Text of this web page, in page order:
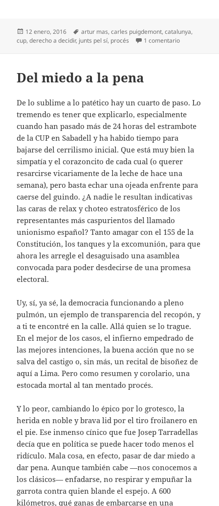
Publicado
el
12 enero, 2016 Etiquetas
artur mas,carles puigdemont,catalunya,
cup,derecho a decidir, junts pel sí, procés 1 comentarioen ¿Qué hay
Del miedo a la pena
De lo sublime a lo patético hay un cuarto de paso. Lo
tremendo es tener que explicarlo, especialmente
cuando han pasado más de 24 horas del estrambote
de la CUP en Sabadell y ha habido tiempo para
bajarse del cerrilismo inicial. Que está muy bien la
simpatía y el corazoncito de cada cual (o querer
resarcirse vicariamente de la leche de hace una
semana), pero basta echar una ojeada enfrente para
caerse del guindo. ¿A nadie le resultan indicativas
las caras de relax y choteo estratosférico de los
representantes más caspurientos del llamado
unionismo español? Tanto amagar con el 155 de la
Constitución, los tanques y la excomunión, para que
ahora les arregle el desaguisado una asamblea
convocada para poder desdecirse de una promesa
electoral.
Uy, sí, ya sé, la democracia funcionando a pleno
pulmón, un ejemplo de transparencia del recopón, y
a ti te encontré en la calle. Allá quien se lo trague.
En el mejor de los casos, el infierno empedrado de
las mejores intenciones, la buena acción que no se
salva del castigo o, sin más, un recital de bisoñez de
aquí a Lima. Pero como resumen y corolario, una
estocada mortal al tan mentado procés.
Y lo peor, cambiando lo épico por lo grotesco, la
herida en noble y brava lid por el tiro froilanero en
el pie. Ese inmenso cínico que fue Josep Tarradellas
decía que en política se puede hacer todo menos el
ridículo. Mala cosa, en efecto, pasar de dar miedo a
dar pena. Aunque también cabe —nos conocemos a
los clásicos— enfadarse, no respirar y empuñar la
garrota contra quien blande el espejo. A 600
kilómetros, qué ganas de embarcarse en una